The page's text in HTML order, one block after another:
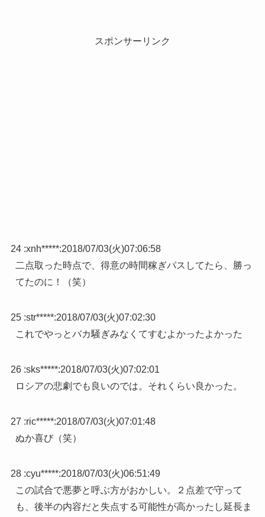
スポンサーリンク
24 :xnh*****:2018/07/03(火)07:06:58
二点取った時点で、得意の時間稼ぎパスしてたら、勝っ
てたのに！（笑）
25 :str*****:2018/07/03(火)07:02:30
これでやっとバカ騒ぎみなくてすむよかったよかった
26 :sks*****:2018/07/03(火)07:02:01
ロシアの悲劇でも良いのでは。それくらい良かった。
27 :ric*****:2018/07/03(火)07:01:48
ぬか喜び（笑）
28 :cyu*****:2018/07/03(火)06:51:49
この試合で悪夢と呼ぶ方がおかしい。２点差で守って
も、後半の内容だと失点する可能性が高かったし延長ま